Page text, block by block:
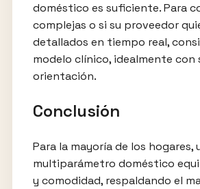
doméstico es suficiente. Para
complejas o si su proveedor
detallados en tiempo real,
modelo clínico, idealmente con
orientación.
Conclusión
Para la mayoría de los hogares,
multiparámetro doméstico
y comodidad, respaldando el